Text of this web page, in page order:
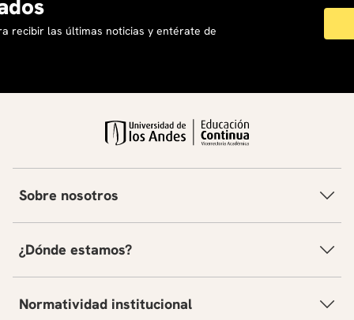
recibir las últimas noticias y entérate de
Sobre nosotros
¿Dónde estamos?
Normatividad institucional